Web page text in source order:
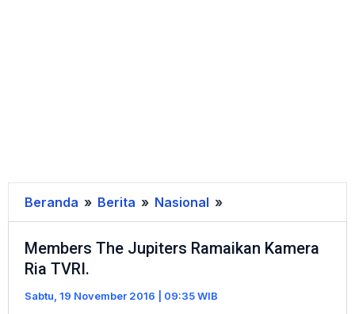
Beranda » Berita » Nasional »
The
Jupiters
Members The Jupiters Ramaikan Kamera
Ria TVRI.
Sabtu, 19 November 2016 | 09:35 WIB